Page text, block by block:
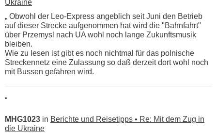
Ukraine
„ Obwohl der Leo-Express angeblich seit Juni den Betrieb
auf dieser Strecke aufgenommen hat wird die "Bahnfahrt"
über Przemysl nach UA wohl noch lange Zukunftsmusik
bleiben.
Wie zu lesen ist gibt es noch nichtmal für das polnische
Streckennetz eine Zulassung so daß derzeit dort wohl noch
mit Bussen gefahren wird.
“
MHG1023 in Berichte und Reisetipps • Re: Mit dem Zug in
die Ukraine